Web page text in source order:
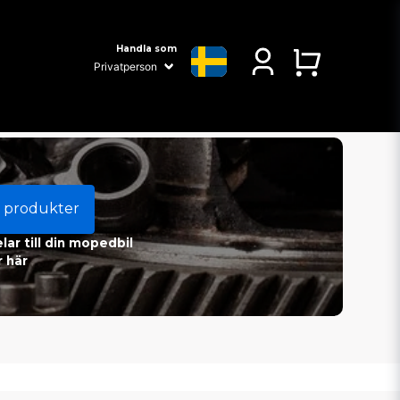
Handla som
produkter
till din mopedbil
här